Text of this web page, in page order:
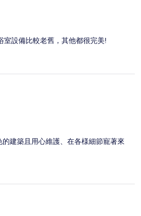
室設備比較老舊，其他都很完美!
建築且用心維護、在各様細節寵著來